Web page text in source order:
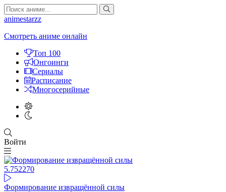
animestarzz
Смотреть аниме онлайн
Топ 100
Онгоинги
Сериалы
Расписание
Многосерийные
Войти
5.752270
Формирование извращённой силы